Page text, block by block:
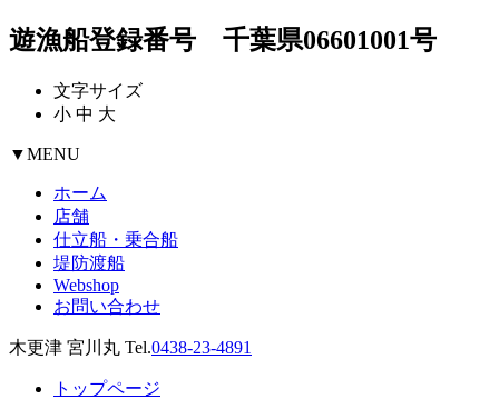
遊漁船登録番号 千葉県06601001号
文字サイズ
小 中 大
▼MENU
ホーム
店舗
仕立船・乗合船
堤防渡船
Webshop
お問い合わせ
木更津 宮川丸 Tel.0438-23-4891
トップページ